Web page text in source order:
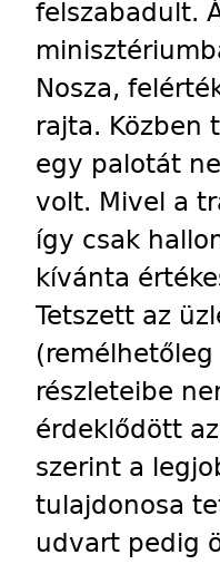
felszabadult.
Nosza,
rajta. Közben
egy palotát
volt. Mivel a
így csak
kívánta
Tetszett az
részleteibe
érdeklődött
szerint a
tulajdonosa
udvart pedig